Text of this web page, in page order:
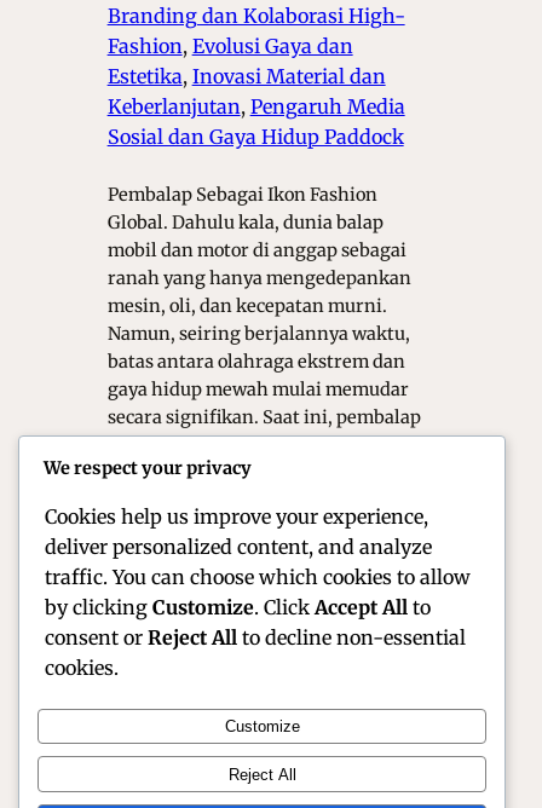
Branding dan Kolaborasi High-
Fashion, Evolusi Gaya dan
Estetika, Inovasi Material dan
Keberlanjutan, Pengaruh Media
Sosial dan Gaya Hidup Paddock
Pembalap Sebagai Ikon Fashion
Global. Dahulu kala, dunia balap
mobil dan motor di anggap sebagai
ranah yang hanya mengedepankan
mesin, oli, dan kecepatan murni.
Namun, seiring berjalannya waktu,
batas antara olahraga ekstrem dan
gaya hidup mewah mulai memudar
secara signifikan. Saat ini, pembalap
mereka melibas tikungan tajam,
Official Site of Christian Montanari | Racer &
Motorsport Profile
We respect your privacy
Cookies help us improve your experience,
deliver personalized content, and analyze
traffic. You can choose which cookies to allow
by clicking Customize. Click Accept All to
consent or Reject All to decline non-essential
cookies.
Customize
Reject All